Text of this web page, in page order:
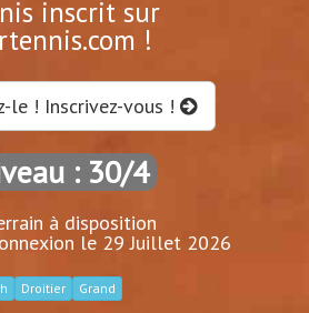
inscrit sur
!
le ! Inscrivez-vous !
: 30/4
à disposition
le 29 Juillet 2026
Droitier Grand